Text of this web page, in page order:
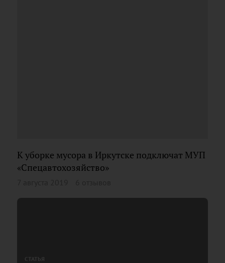
К уборке мусора в Иркутске подключат МУП
«Спецавтохозяйство»
СТАТЬЯ